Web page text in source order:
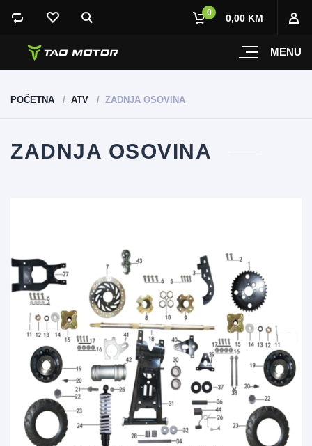
MENU
0 0,00 KM
POČETNA ATV ZADNJA OSOVINA
ZADNJA OSOVINA